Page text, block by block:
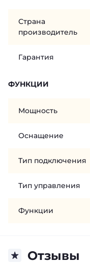
Страна
производитель
Гарантия
ФУНКЦИИ
Мощность
Оснащение
Тип подключения
Тип управления
Функции
Отзывы